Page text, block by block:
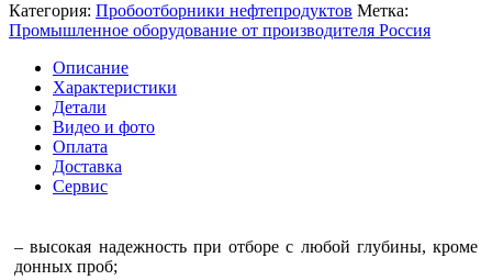
Категория: Пробоотборники нефтепродуктов Метка:
Промышленное оборудование от производителя Россия
Описание
Характеристики
Детали
Видео и фото
Оплата
Доставка
Сервис
– высокая надежность при отборе с любой глубины, кроме
донных проб;